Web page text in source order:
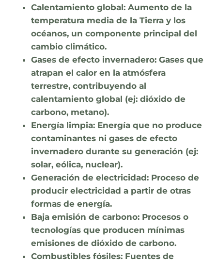
Calentamiento global: Aumento de la
temperatura media de la Tierra y los
océanos, un componente principal del
cambio climático.
Gases de efecto invernadero: Gases que
atrapan el calor en la atmósfera
terrestre, contribuyendo al
calentamiento global (ej: dióxido de
carbono, metano).
Energía limpia: Energía que no produce
contaminantes ni gases de efecto
invernadero durante su generación (ej:
solar, eólica, nuclear).
Generación de electricidad: Proceso de
producir electricidad a partir de otras
formas de energía.
Baja emisión de carbono: Procesos o
tecnologías que producen mínimas
emisiones de dióxido de carbono.
Combustibles fósiles: Fuentes de